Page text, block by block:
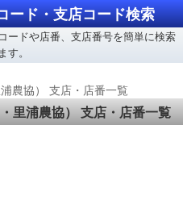
ード・支店コード検索
ードや店番、支店番号を簡単に検索
す。
農協） 支店・店番一覧
里浦農協） 支店・店番一覧